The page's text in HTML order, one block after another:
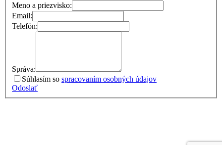
Meno a priezvisko:
Email:
Telefón:
Správa:
Súhlasím so spracovaním osobných údajov
Odoslať